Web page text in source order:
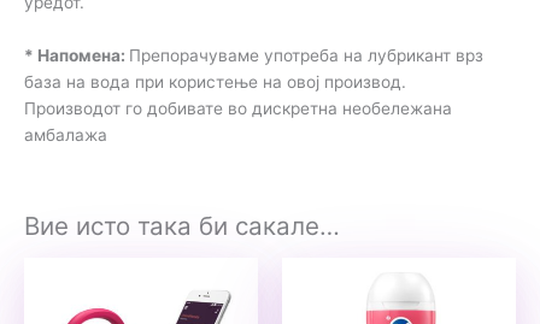
* Напомена: Препорачуваме употреба на лубрикант врз
база на вода при користење на овој производ.
Производот го добивате во дискретна необележана
амбалажа
Вие исто така би сакале…